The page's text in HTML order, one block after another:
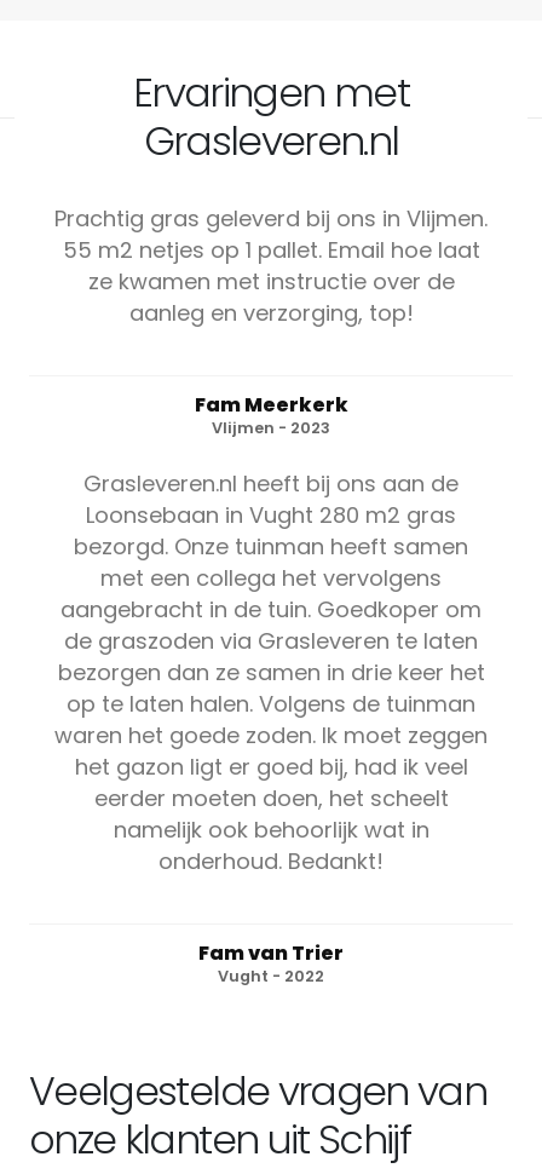
Ervaringen met
Grasleveren.nl
Prachtig gras geleverd bij ons in Vlijmen.
55 m2 netjes op 1 pallet. Email hoe laat
ze kwamen met instructie over de
aanleg en verzorging, top!
Fam Meerkerk
Vlijmen - 2023
Grasleveren.nl heeft bij ons aan de
Loonsebaan in Vught 280 m2 gras
bezorgd. Onze tuinman heeft samen
met een collega het vervolgens
aangebracht in de tuin. Goedkoper om
de graszoden via Grasleveren te laten
bezorgen dan ze samen in drie keer het
op te laten halen. Volgens de tuinman
waren het goede zoden. Ik moet zeggen
het gazon ligt er goed bij, had ik veel
eerder moeten doen, het scheelt
namelijk ook behoorlijk wat in
onderhoud. Bedankt!
Fam van Trier
Vught - 2022
Veelgestelde vragen van
onze klanten uit Schijf